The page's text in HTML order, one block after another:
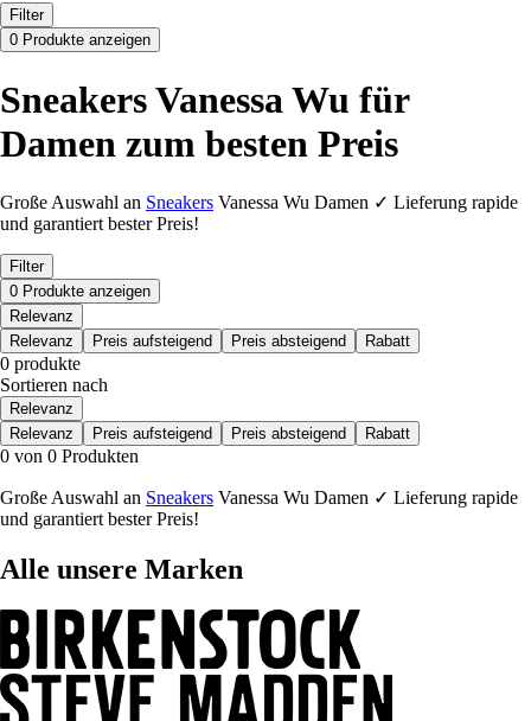
Filter
0 Produkte anzeigen
Sneakers Vanessa Wu für
Damen zum besten Preis
Große Auswahl an Sneakers Vanessa Wu Damen ✓ Lieferung rapide
und garantiert bester Preis!
Filter
0 Produkte anzeigen
Relevanz
Relevanz
Preis aufsteigend Preis absteigend Rabatt
0 produkte
Sortieren nach
Relevanz
Relevanz
Preis aufsteigend Preis absteigend Rabatt
0 von 0 Produkten
Große Auswahl an Sneakers Vanessa Wu Damen ✓ Lieferung rapide
und garantiert bester Preis!
Alle unsere Marken